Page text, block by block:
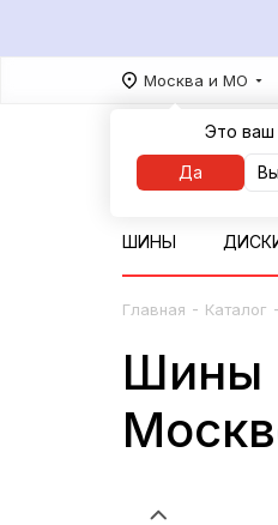
Москва и МО
Это ваш
Да
ШИНЫ
Главная - Каталог -
Шины